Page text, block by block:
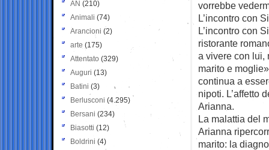
vorrebbe
L’incontro con
L’incontro con
ristorante
a vivere con lui,
marito e
continua a
nipoti. L’affetto
Arianna.
La malattia del
Arianna
marito: la
AN (210)
Animali (74)
Arancioni (2)
arte (175)
Attentato (329)
Auguri (13)
Batini (3)
Berlusconi (4.295)
Bersani (234)
Biasotti (12)
Boldrini (4)